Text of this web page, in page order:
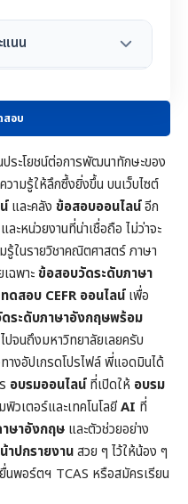
นน
สอบ
ประโยชน์ต่อการพัฒนาทักษะของ
ามรู้ให้ลึกซึ้งยิ่งขึ้น บนเว็บไซต์
และคลัง ข้อสอบออนไลน์อีก
และหน่วยงานที่น่าเชื่อถือ ไม่ว่าจะ
รู้ในรายวิชาคณิตศาสตร์ภาษา
ฉพาะข้อสอบวัดระดับภาษา
ทดสอบ CEFR ออนไลน์เพื่อ
ระดับภาษาอังกฤษพร้อม
จนถึงมหาวิทยาลัยเลยครับ
งอัปเกรดโปรไฟล์ พี่แอดมินได้
อบรมออนไลน์ที่เปิดให้ อบรม
วเตอร์และเทคโนโลยีAI ที่
ษาอังกฤษ และตัวช่วยอย่าง
าปกรายงานสวย ๆ ไว้ให้น้อง ๆ
นพอร์ตฯ TCAS หรือสมัครเรียน